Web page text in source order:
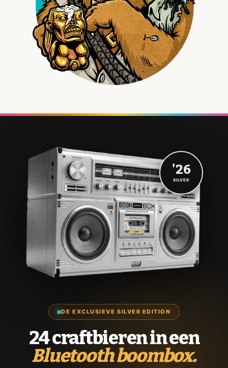
DE EXCLUSIEVE SILVER EDITION
24 craftbieren in een
Bluetooth boombox.
'26
SILVER